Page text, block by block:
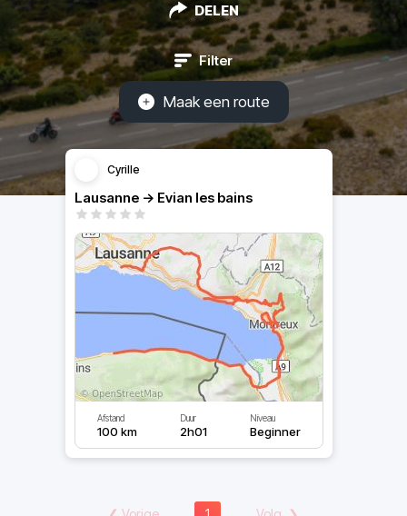
DELEN
Filter
Maak een route
Cyrille
Lausanne -> Evian les bains
Afstand
100 km
Duur
2h01
Niveau
Beginner